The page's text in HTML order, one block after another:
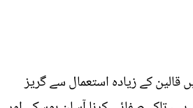
کے زیادہ استعمال سے گریز